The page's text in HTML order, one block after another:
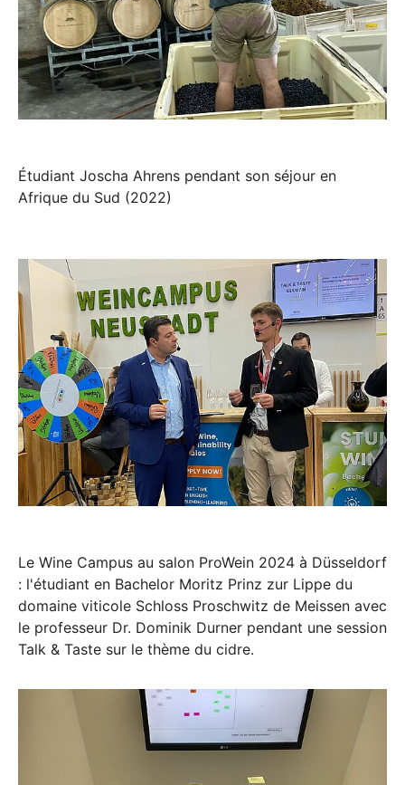
Étudiant Joscha Ahrens pendant son séjour en
Afrique du Sud (2022)
Le Wine Campus au salon ProWein 2024 à Düsseldorf
: l'étudiant en Bachelor Moritz Prinz zur Lippe du
domaine viticole Schloss Proschwitz de Meissen avec
le professeur Dr. Dominik Durner pendant une session
Talk & Taste sur le thème du cidre.